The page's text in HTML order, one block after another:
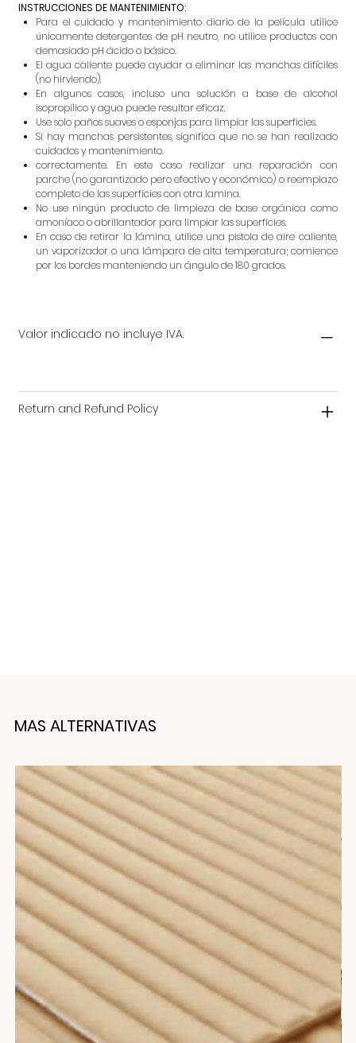
INSTRUCCIONES DE MANTENIMIENTO:
Para el cuidado y mantenimiento diario de la película utilice
únicamente detergentes de pH neutro, no utilice productos con
demasiado pH ácido o básico.
El agua caliente puede ayudar a eliminar las manchas difíciles
(no hirviendo).
En algunos casos, incluso una solución a base de alcohol
isopropílico y agua puede resultar eficaz.
Use solo paños suaves o esponjas para limpiar las superficies.
Si hay manchas persistentes, significa que no se han realizado
cuidados y mantenimiento.
correctamente. En este caso realizar una reparación con
parche (no garantizado pero efectivo y económico) o reemplazo
completo de las superficies con otra lamina.
No use ningún producto de limpieza de base orgánica como
amoníaco o abrillantador para limpiar las superficies.
En caso de retirar la lámina, utilice una pistola de aire caliente,
un vaporizador o una lámpara de alta temperatura; comience
por los bordes manteniendo un ángulo de 180 grados.
Valor indicado no incluye IVA.
Return and Refund Policy
MAS ALTERNATIVAS